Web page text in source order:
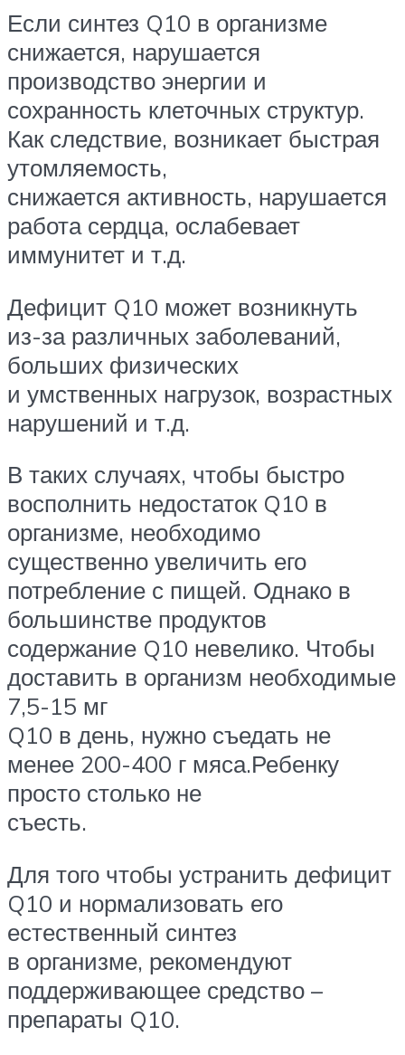
Если синтез Q10 в организме
снижается, нарушается
производство энергии и
сохранность клеточных структур.
Как следствие, возникает быстрая
утомляемость,
снижается активность, нарушается
работа сердца, ослабевает
иммунитет и т.д.
Дефицит Q10 может возникнуть
из-за различных заболеваний,
больших физических
и умственных нагрузок, возрастных
нарушений и т.д.
В таких случаях, чтобы быстро
восполнить недостаток Q10 в
организме, необходимо
существенно увеличить его
потребление с пищей. Однако в
большинстве продуктов
содержание Q10 невелико. Чтобы
доставить в организм необходимые
7,5-15 мг
Q10 в день, нужно съедать не
менее 200-400 г мяса.Ребенку
просто столько не
съесть.
Для того чтобы устранить дефицит
Q10 и нормализовать его
естественный синтез
в организме, рекомендуют
поддерживающее средство –
препараты Q10.